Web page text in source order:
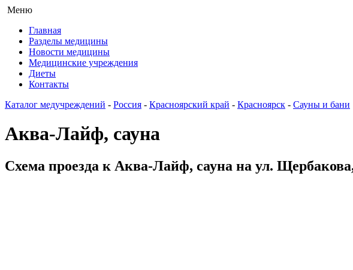
Меню
Главная
Разделы медицины
Новости медицины
Медицинские учреждения
Диеты
Контакты
Каталог медучреждений - Россия - Красноярский край - Красноярск - Сауны и бани
Аква-Лайф, сауна
Схема проезда к Аква-Лайф, сауна на ул.